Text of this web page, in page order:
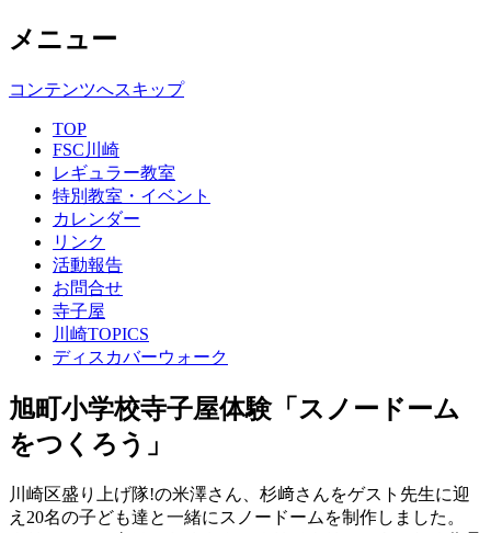
メニュー
コンテンツへスキップ
TOP
FSC川崎
レギュラー教室
特別教室・イベント
カレンダー
リンク
活動報告
お問合せ
寺子屋
川崎TOPICS
ディスカバーウォーク
旭町小学校寺子屋体験「スノードーム
をつくろう」
川崎区盛り上げ隊!の米澤さん、杉﨑さんをゲスト先生に迎
え20名の子ども達と一緒にスノードームを制作しました。